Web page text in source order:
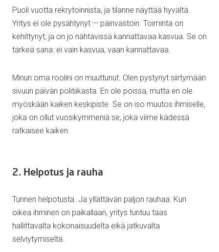
Puoli vuotta rekrytoinnista, ja tilanne näyttää hyvältä.
Yritys ei ole pysähtynyt — päinvastoin. Toiminta on
kehittynyt, ja on jo nähtävissä kannattavaa kasvua. Se on
tärkeä sana: ei vain kasvua, vaan kannattavaa.
Minun oma roolini on muuttunut. Olen pystynyt siirtymään
sivuun päivän politiikasta. En ole poissa, mutta en ole
myöskään kaiken keskipiste. Se on iso muutos ihmiselle,
joka on ollut vuosikymmeniä se, joka viime kädessä
ratkaisee kaiken.
2. Helpotus ja rauha
Tunnen helpotusta. Ja yllättävän paljon rauhaa. Kun
oikea ihminen on paikallaan, yritys tuntuu taas
hallittavalta kokonaisuudelta eikä jatkuvalta
selviytymiseltä.